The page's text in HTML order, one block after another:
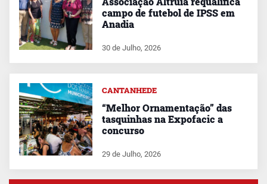
campo de futebol de IPSS em
Anadia
30 de Julho, 2026
CANTANHEDE
“Melhor Ornamentação” das
tasquinhas na Expofacic a
concurso
29 de Julho, 2026